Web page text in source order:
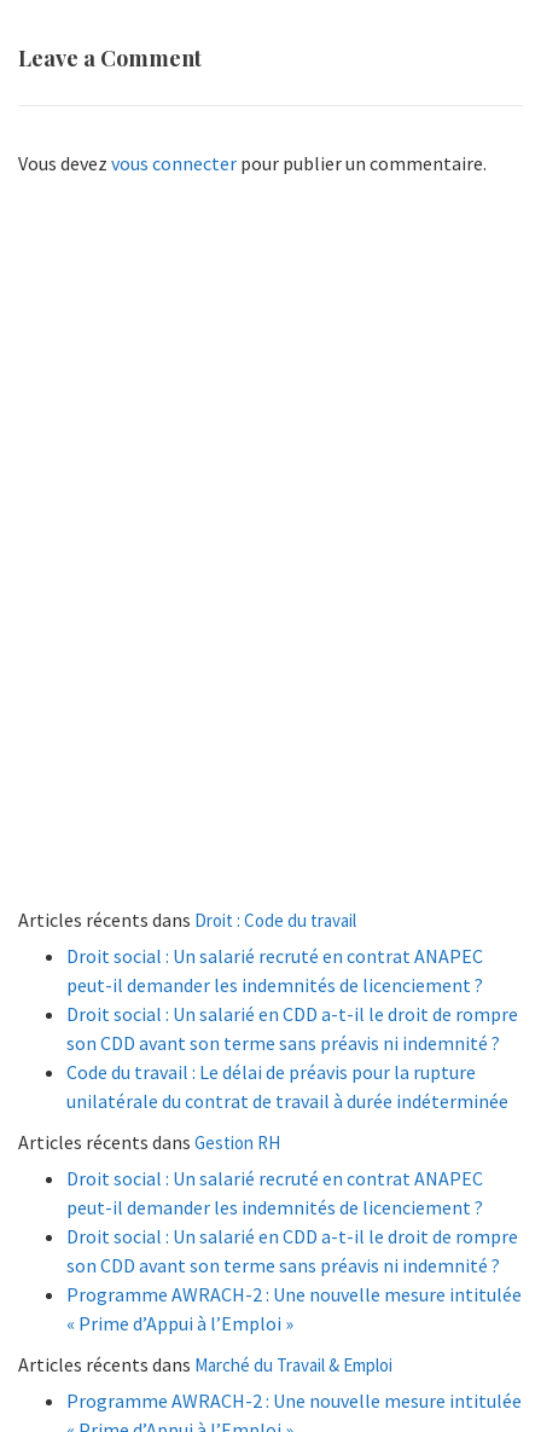
Leave a Comment
Vous devez vous connecter pour publier un commentaire.
Articles récents dans Droit : Code du travail
Droit social : Un salarié recruté en contrat ANAPEC
peut-il demander les indemnités de licenciement ?
Droit social : Un salarié en CDD a-t-il le droit de rompre
son CDD avant son terme sans préavis ni indemnité ?
Code du travail : Le délai de préavis pour la rupture
unilatérale du contrat de travail à durée indéterminée
Articles récents dans Gestion RH
Droit social : Un salarié recruté en contrat ANAPEC
peut-il demander les indemnités de licenciement ?
Droit social : Un salarié en CDD a-t-il le droit de rompre
son CDD avant son terme sans préavis ni indemnité ?
Programme AWRACH-2 : Une nouvelle mesure intitulée
« Prime d’Appui à l’Emploi »
Articles récents dans Marché du Travail & Emploi
Programme AWRACH-2 : Une nouvelle mesure intitulée